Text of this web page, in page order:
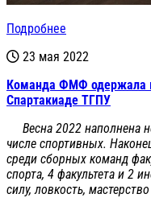
Подробнее
23 мая 2022
Команда ФМФ одержала
Спартакиаде ТГПУ
Весна 2022 наполнена
числе спортивных.
среди сборных команд
спорта, 4 факультета и 2
силу, ловкость,